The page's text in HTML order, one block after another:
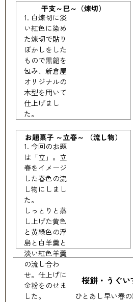
干支～巳～（煉切）
白煉切に淡
い紅色に染め
た煉切で貼り
ぼかしをした
もので黒餡を
包み、新倉屋
オリジナルの
木型を用いて
仕上げまし
た。
お題菓子 ～立春～ （流し物）
今回のお題
は「立」。立
春をイメージ
した春色の流
し物にしまし
た。
しっとりと蒸
し上げた黄色
と黄緑色の浮
島と白羊羹と
淡い紅色羊羹
の流し合わ
せ。仕上げに
金粉をのせま
した。
桜餅・うぐい
ひとあし早い春の